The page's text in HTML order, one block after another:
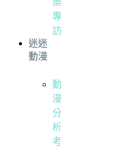
樂
專
訪
迷迷
動漫
動
漫
分
析
考